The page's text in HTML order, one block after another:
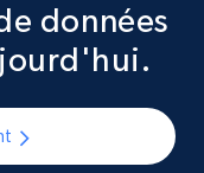
données